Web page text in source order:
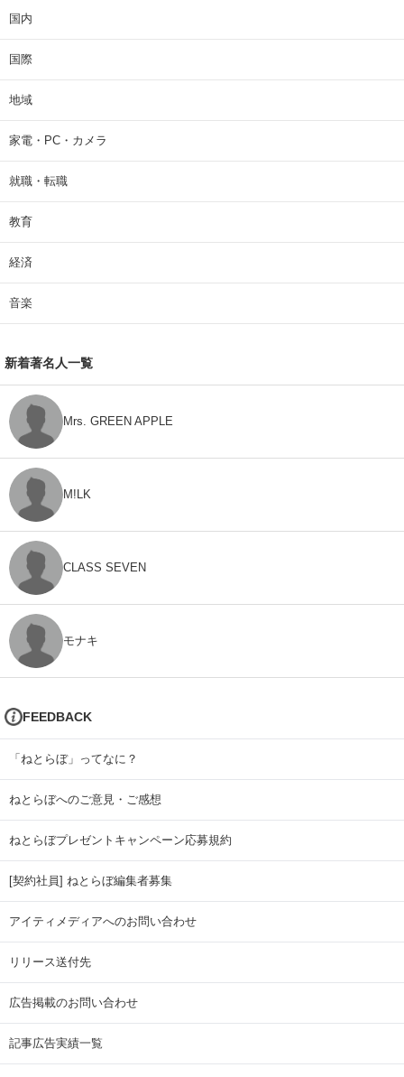
国内
国際
地域
家電・PC・カメラ
就職・転職
教育
経済
音楽
新着著名人一覧
Mrs. GREEN APPLE
M!LK
CLASS SEVEN
モナキ
FEEDBACK
「ねとらぼ」ってなに？
ねとらぼへのご意見・ご感想
ねとらぼプレゼントキャンペーン応募規約
[契約社員] ねとらぼ編集者募集
アイティメディアへのお問い合わせ
リリース送付先
広告掲載のお問い合わせ
記事広告実績一覧